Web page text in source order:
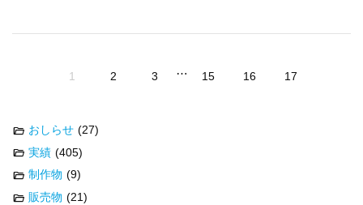
1 2 3 … 15 16 17
おしらせ (27)
実績 (405)
制作物 (9)
販売物 (21)